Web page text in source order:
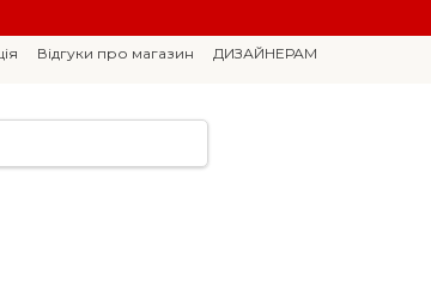
Відгуки про магазин
ДИЗАЙНЕРАМ